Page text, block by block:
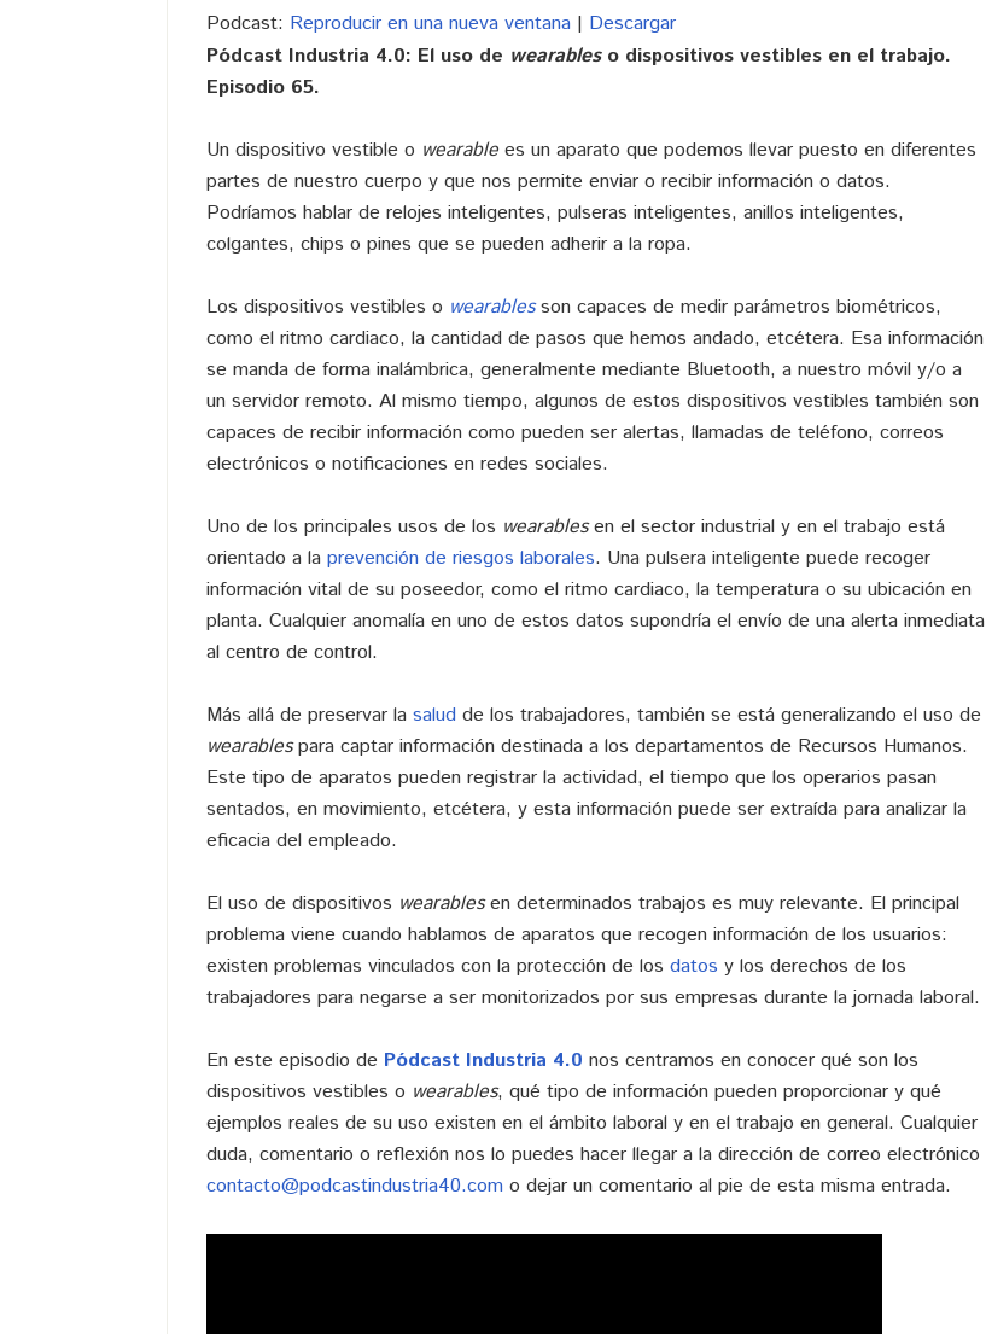
flecha
aumentar
Podcast: Reproducir en una nueva ventana | Descargar
Pódcast Industria 4.0: El uso de wearableso dispositivos vestibles en el trabajo.
Episodio 65.
Un dispositivo vestible o wearable es un aparato que podemos llevar puesto en diferentes
partes de nuestro cuerpo y que nos permite enviar o recibir información o datos.
Podríamos hablar de relojes inteligentes, pulseras inteligentes, anillos inteligentes,
colgantes, chips o pines que se pueden adherir a la ropa.
Los dispositivos vestibles o wearables son capaces de medir parámetros biométricos,
como el ritmo cardiaco, la cantidad de pasos que hemos andado, etcétera. Esa información
se manda de forma inalámbrica, generalmente mediante Bluetooth, a nuestro móvil y/o a
un servidor remoto. Al mismo tiempo, algunos de estos dispositivos vestibles también son
capaces de recibir información como pueden ser alertas, llamadas de teléfono, correos
electrónicos o notificaciones en redes sociales.
Uno de los principales usos de los wearablesen el sector industrial y en el trabajo está
orientado a la prevención de riesgos laborales. Una pulsera inteligente puede recoger
información vital de su poseedor, como el ritmo cardiaco, la temperatura o su ubicación en
planta. Cualquier anomalía en uno de estos datos supondría el envío de una alerta inmediata
al centro de control.
Más allá de preservar la salud de los trabajadores, también se está generalizando el uso de
wearablespara captar información destinada a los departamentos de Recursos Humanos.
Este tipo de aparatos pueden registrar la actividad, el tiempo que los operarios pasan
sentados, en movimiento, etcétera, y esta información puede ser extraída para analizar la
eficacia del empleado.
El uso de dispositivos wearablesen determinados trabajos es muy relevante. El principal
problema viene cuando hablamos de aparatos que recogen información de los usuarios:
existen problemas vinculados con la protección de los datos y los derechos de los
trabajadores para negarse a ser monitorizados por sus empresas durante la jornada laboral.
En este episodio de Pódcast Industria 4.0 nos centramos en conocer qué son los
dispositivos vestibles o wearables, qué tipo de información pueden proporcionar y qué
ejemplos reales de su uso existen en el ámbito laboral y en el trabajo en general. Cualquier
duda, comentario o reflexión nos lo puedes hacer llegar a la dirección de correo electrónico
contacto@podcastindustria40.com o dejar un comentario al pie de esta misma entrada.